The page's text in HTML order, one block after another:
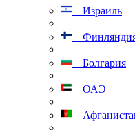
Израиль
Болгария
ОАЭ